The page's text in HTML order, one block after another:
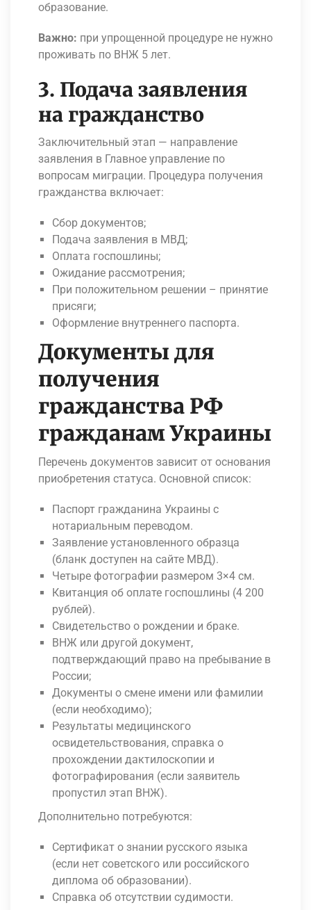
образование.
Важно: при упрощенной процедуре не нужно
проживать по ВНЖ 5 лет.
3. Подача заявления
на гражданство
Заключительный этап — направление
заявления в Главное управление по
вопросам миграции. Процедура получения
гражданства включает:
Сбор документов;
Подача заявления в МВД;
Оплата госпошлины;
Ожидание рассмотрения;
При положительном решении – принятие
присяги;
Оформление внутреннего паспорта.
Документы для
получения
гражданства РФ
гражданам Украины
Перечень документов зависит от основания
приобретения статуса. Основной список:
Паспорт гражданина Украины с
нотариальным переводом.
Заявление установленного образца
(бланк доступен на сайте МВД).
Четыре фотографии размером 3×4 см.
Квитанция об оплате госпошлины (4 200
рублей).
Свидетельство о рождении и браке.
ВНЖ или другой документ,
подтверждающий право на пребывание в
России;
Документы о смене имени или фамилии
(если необходимо);
Результаты медицинского
освидетельствования, справка о
прохождении дактилоскопии и
фотографирования (если заявитель
пропустил этап ВНЖ).
Дополнительно потребуются:
Сертификат о знании русского языка
(если нет советского или российского
диплома об образовании).
Справка об отсутствии судимости.